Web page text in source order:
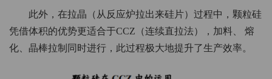
此外，在拉晶（从反应炉拉出来硅片）过程中，颗粒硅
凭借体积的优势更适合于CCZ（连续直拉法），加料、 熔
化、晶棒拉制同时进行，此过程极大地提升了生产效率。